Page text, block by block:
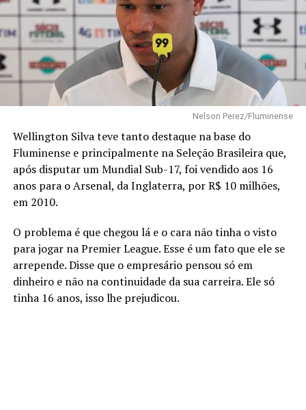
Nelson Perez/Fluminense
Wellington Silva teve tanto destaque na base do
Fluminense e principalmente na Seleção Brasileira que,
após disputar um Mundial Sub-17, foi vendido aos 16
anos para o Arsenal, da Inglaterra, por R$ 10 milhões,
em 2010.
O problema é que chegou lá e o cara não tinha o visto
para jogar na Premier League. Esse é um fato que ele se
arrepende. Disse que o empresário pensou só em
dinheiro e não na continuidade da sua carreira. Ele só
tinha 16 anos, isso lhe prejudicou.